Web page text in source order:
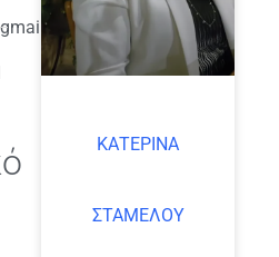
ΚΑΤΕΡΙΝΑ
ΣΤΑΜΕΛΟΥ